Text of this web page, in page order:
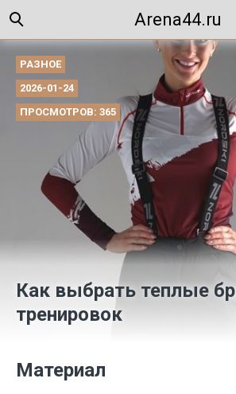
Arena44.ru
РАЗНОЕ
2026-01-24
ПРОСМОТРОВ: 365
Как выбрать теплые
тренировок
Материал